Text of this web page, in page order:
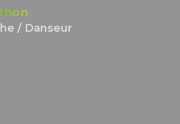
/ Danseur